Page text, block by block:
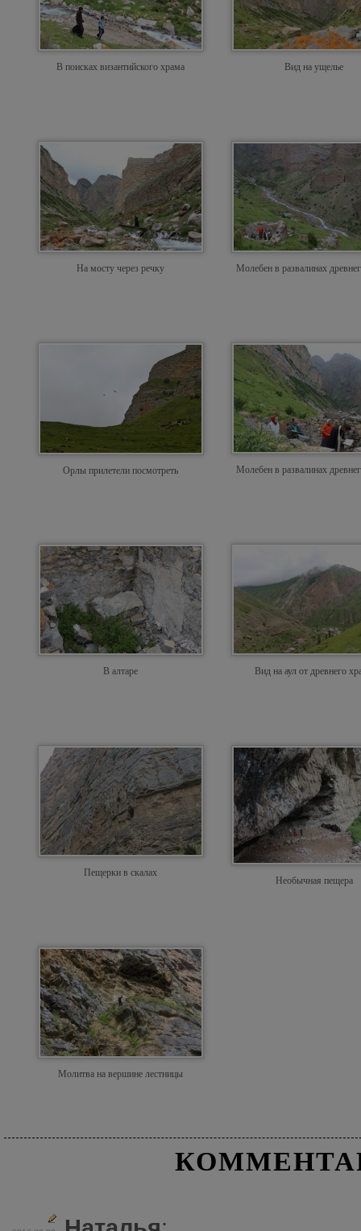
В поисках византийского храма Вид на ущелье
На мосту через речку Молебен в развалинах
Орлы прилетели посмотреть Молебен в развалинах
В алтаре Вид на аул от древнего
Пещерки в скалах
Необычная пещера
Молитва на вершине лестницы